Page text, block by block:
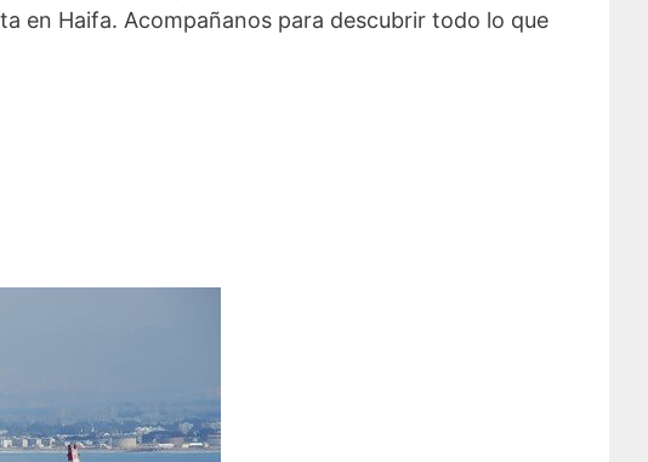
en Haifa. Acompañanos para descubrir todo lo que